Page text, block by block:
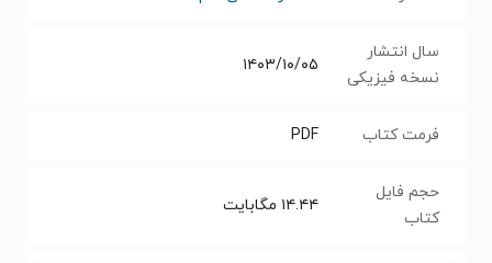
سال انتشار
نسخه فیزیکی
۱۴۰۳/۱۰/۰۵
فرمت کتاب PDF
حجم فایل
کتاب
۱۴.۴۴ مگابایت